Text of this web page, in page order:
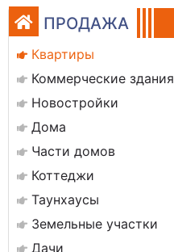
ПРОДАЖА
Квартиры
Коммерческие здания
Новостройки
Дома
Части домов
Коттеджи
Таунхаусы
Земельные участки
Дачи